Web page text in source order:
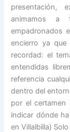
presentación,
animamos a
empadronados
encierro ya
recordad: el
entendidas
referencia
dentro del
por el
indicar dónde
en Villalbilla)